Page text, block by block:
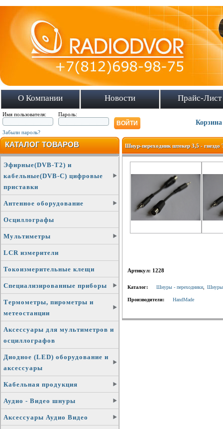
О Компании Новости Прайс-Лист
Имя пользователя: Пароль:
Забыли пароль?
Корзина
КАТАЛОГ ТОВАРОВ
Эфирные(DVB-T2) и
кабельные(DVB-C) цифровые
приставки
Антенное оборудование
Осциллографы
Мультиметры
LCR измерители
Токоизмерительные клещи
Специализированные приборы
Термометры, пирометры и
метеостанции
Аксессуары для мультиметров и
осциллографов
Диодное (LED) оборудование и
аксессуары
Кабельная продукция
Аудио - Видео шнуры
Аксессуары Аудио Видео
Шнур-переходник штекер 3,5 - гнездо
Артикул: 1228
Каталог: Шнуры - переходники Шнуры
Производители: HandMade